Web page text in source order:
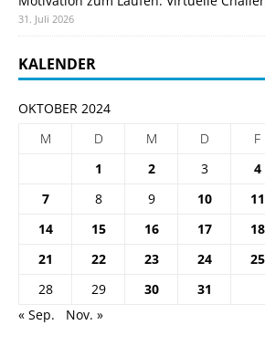
31. Juli 2026
KALENDER
OKTOBER 2024
M
D M D F
1
2 3 4
7
8 9 10 11
14
15 16 17 18
21
22 23 24 25
28
29 30
31
« Sep.
Nov. »